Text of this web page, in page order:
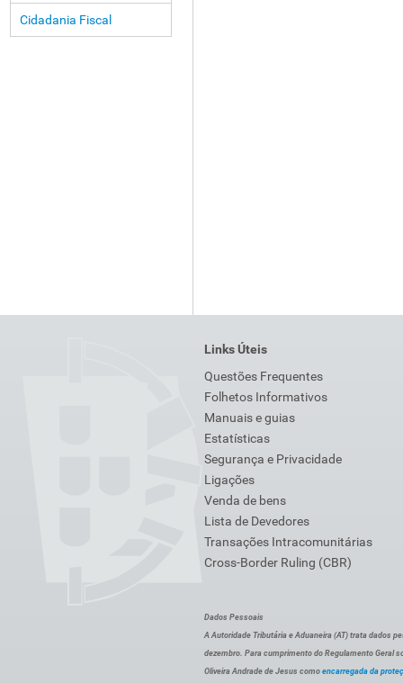
Cidadania Fiscal
Links Úteis
Questões Frequentes
Folhetos Informativos
Manuais e guias
Estatísticas
Segurança e Privacidade
Ligações
Venda de bens
Lista de Devedores
Transações Intracomunitárias
Cross-Border Ruling (CBR)
Dados Pessoais
A Autoridade Tributária e Aduaneira (AT) trata dados
dezembro. Para cumprimento do Regulamento Geral
Oliveira Andrade de Jesus como encarregada da